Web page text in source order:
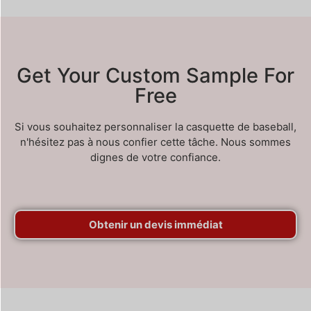
Get Your Custom Sample For
Free
Si vous souhaitez personnaliser la casquette de baseball,
n'hésitez pas à nous confier cette tâche. Nous sommes
dignes de votre confiance.
Obtenir un devis immédiat